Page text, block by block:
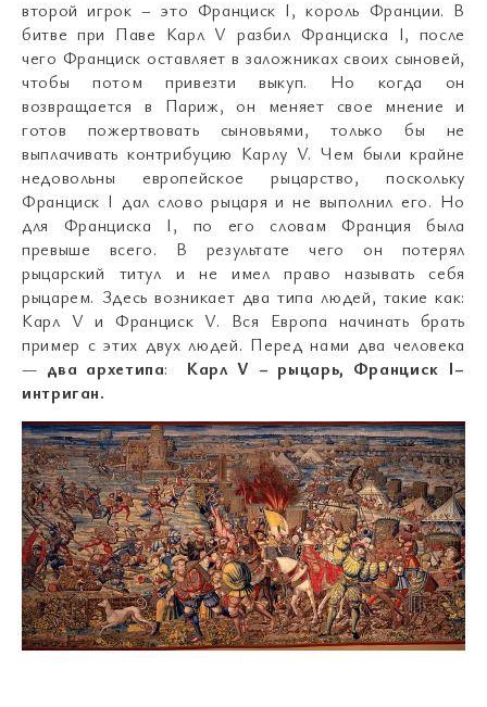
второй игрок – это Франциск I, король Франции. В
битве при Паве Карл V разбил Франциска I, после
чего Франциск оставляет в заложниках своих сыновей,
чтобы потом привезти выкуп. Но когда он
возвращается в Париж, он меняет свое мнение и
готов пожертвовать сыновьями, только бы не
выплачивать контрибуцию Карлу V. Чем были крайне
недовольны европейское рыцарство, поскольку
Франциск I дал слово рыцаря и не выполнил его. Но
для Франциска I, по его словам Франция была
превыше всего. В результате чего он потерял
рыцарский титул и не имел право называть себя
рыцарем. Здесь возникает два типа людей, такие как:
Карл V и Франциск V. Вся Европа начинать брать
пример с этих двух людей. Перед нами два человека
— два архетипа:
Карл V – рыцарь, Франциск I–
интриган.